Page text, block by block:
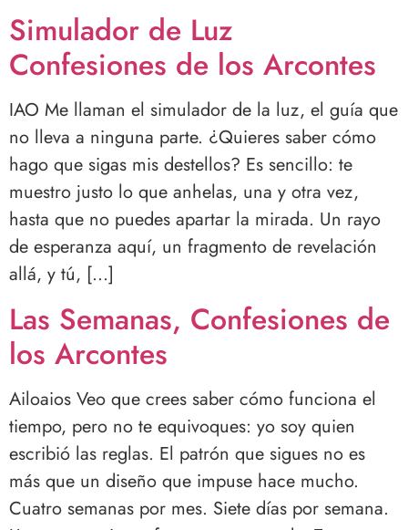
Simulador de Luz
Confesiones de los Arcontes
IAO Me llaman el simulador de la luz, el guía que
no lleva a ninguna parte. ¿Quieres saber cómo
hago que sigas mis destellos? Es sencillo: te
muestro justo lo que anhelas, una y otra vez,
hasta que no puedes apartar la mirada. Un rayo
de esperanza aquí, un fragmento de revelación
allá, y tú, […]
Las Semanas, Confesiones de
los Arcontes
Ailoaios Veo que crees saber cómo funciona el
tiempo, pero no te equivoques: yo soy quien
escribió las reglas. El patrón que sigues no es
más que un diseño que impuse hace mucho.
Cuatro semanas por mes. Siete días por semana.